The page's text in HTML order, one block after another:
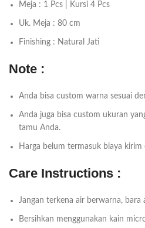
Meja : 1 Pcs | Kursi 4 Pcs
Uk. Meja : 80 cm
Finishing : Natural Jati
Note :
Anda bisa custom warna sesuai
Anda juga bisa custom ukuran
tamu Anda.
Harga belum termasuk biaya kirim
Care Instructions :
Jangan terkena air berwarna, bara
Bersihkan menggunakan kain